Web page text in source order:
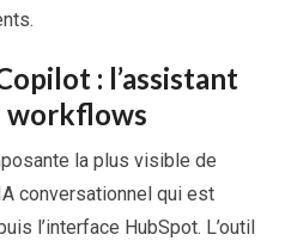
: l’assistant
workflows
la plus visible de
conversationnel qui est
l’interface HubSpot. L’outil